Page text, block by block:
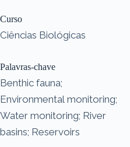
Curso
Ciências Biológicas
Palavras-chave
Benthic fauna;
Environmental monitoring;
Water monitoring; River
basins; Reservoirs